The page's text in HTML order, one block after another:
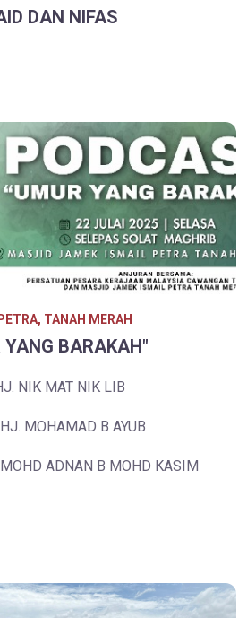
DAN NIFAS
TANAH MERAH
YANG BARAKAH"
NIK MAT NIK LIB
MOHAMAD B AYUB
ADNAN B MOHD KASIM